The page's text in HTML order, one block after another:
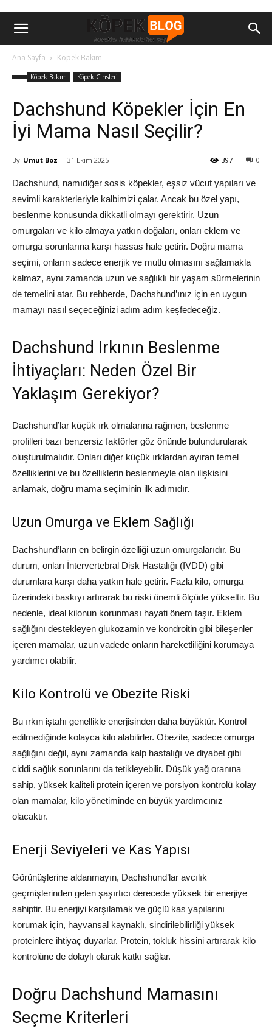
Ana Sayfa Köpek Bakım
Köpek Bakım Köpek Cinsleri
Dachshund Köpekler İçin En
İyi Mama Nasıl Seçilir?
By Umut Boz - 31 Ekim 2025 0
397
Dachshund, namıdiğer sosis köpekler, eşsiz vücut yapıları ve
sevimli karakterleriyle kalbimizi çalar. Ancak bu özel yapı,
beslenme konusunda dikkatli olmayı gerektirir. Uzun
omurgaları ve kilo almaya yatkın doğaları, onları eklem ve
omurga sorunlarına karşı hassas hale getirir. Doğru mama
seçimi, onların sadece enerjik ve mutlu olmasını sağlamakla
kalmaz, aynı zamanda uzun ve sağlıklı bir yaşam sürmelerinin
de temelini atar. Bu rehberde, Dachshund’ınız için en uygun
mamayı nasıl seçeceğinizi adım adım keşfedeceğiz.
Dachshund Irkının Beslenme
İhtiyaçları: Neden Özel Bir
Yaklaşım Gerekiyor?
Dachshund’lar küçük ırk olmalarına rağmen, beslenme
profilleri bazı benzersiz faktörler göz önünde bulundurularak
oluşturulmalıdır. Onları diğer küçük ırklardan ayıran temel
özelliklerini ve bu özelliklerin beslenmeyle olan ilişkisini
anlamak, doğru mama seçiminin ilk adımıdır.
Uzun Omurga ve Eklem Sağlığı
Dachshund’ların en belirgin özelliği uzun omurgalarıdır. Bu
durum, onları İntervertebral Disk Hastalığı (IVDD) gibi
durumlara karşı daha yatkın hale getirir. Fazla kilo, omurga
üzerindeki baskıyı artırarak bu riski önemli ölçüde yükseltir. Bu
nedenle, ideal kilonun korunması hayati önem taşır. Eklem
sağlığını destekleyen glukozamin ve kondroitin gibi bileşenler
içeren mamalar, uzun vadede onların hareketliliğini korumaya
yardımcı olabilir.
Kilo Kontrolü ve Obezite Riski
Bu ırkın iştahı genellikle enerjisinden daha büyüktür. Kontrol
edilmediğinde kolayca kilo alabilirler. Obezite, sadece omurga
sağlığını değil, aynı zamanda kalp hastalığı ve diyabet gibi
ciddi sağlık sorunlarını da tetikleyebilir. Düşük yağ oranına
sahip, yüksek kaliteli protein içeren ve porsiyon kontrolü kolay
olan mamalar, kilo yönetiminde en büyük yardımcınız
olacaktır.
Enerji Seviyeleri ve Kas Yapısı
Görünüşlerine aldanmayın, Dachshund’lar avcılık
geçmişlerinden gelen şaşırtıcı derecede yüksek bir enerjiye
sahiptir. Bu enerjiyi karşılamak ve güçlü kas yapılarını
korumak için, hayvansal kaynaklı, sindirilebilirliği yüksek
proteinlere ihtiyaç duyarlar. Protein, tokluk hissini artırarak kilo
kontrolüne de dolaylı olarak katkı sağlar.
Doğru Dachshund Mamasını
Seçme Kriterleri